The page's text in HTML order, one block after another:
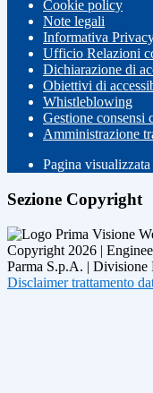
Cookie policy
Note legali
Informativa
Ufficio Relazioni
Dichiarazione di
Obiettivi di
Whistleblowing
Gestione consensi
Amministrazione
Pagina visualizzata
Sezione Copyright
Copyright 2026 |
Parma S.p.A. |
Disclaimer trattamento